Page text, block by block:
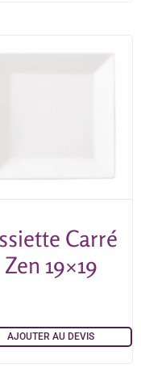
Carré
Zen 19×19
AJOUTER AU DEVIS